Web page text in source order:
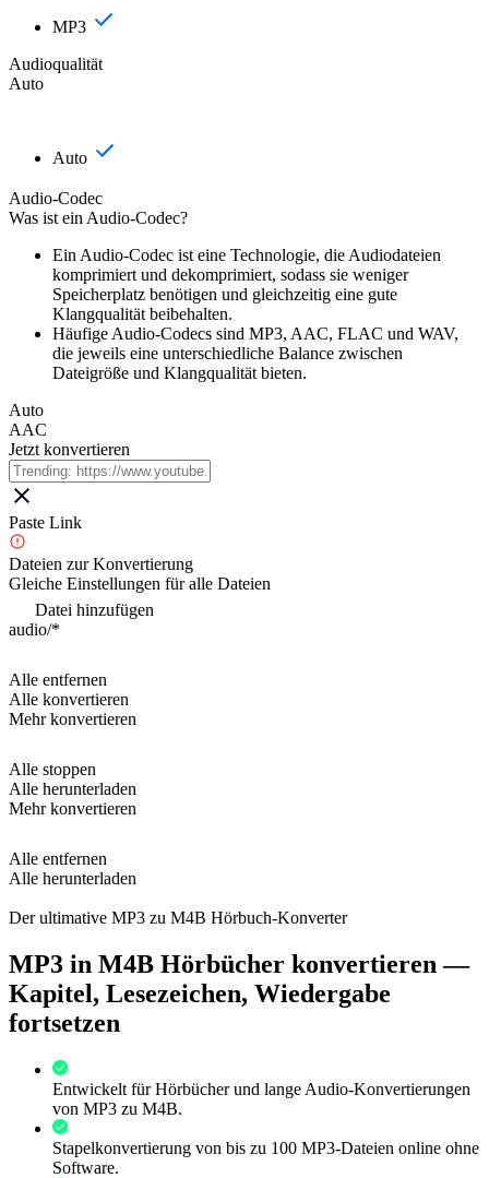
MP3
Audioqualität
Auto
Auto
Audio-Codec
Was ist ein Audio-Codec?
Ein Audio-Codec ist eine Technologie, die Audiodateien
komprimiert und dekomprimiert, sodass sie weniger
Speicherplatz benötigen und gleichzeitig eine gute
Klangqualität beibehalten.
Häufige Audio-Codecs sind MP3, AAC, FLAC und WAV,
die jeweils eine unterschiedliche Balance zwischen
Dateigröße und Klangqualität bieten.
Auto
AAC
Jetzt konvertieren
Paste Link
Dateien zur Konvertierung
Gleiche Einstellungen für alle Dateien
Datei hinzufügen
audio/*
Alle entfernen
Alle konvertieren
Mehr konvertieren
Alle stoppen
Alle herunterladen
Mehr konvertieren
Alle entfernen
Alle herunterladen
Der ultimative MP3 zu M4B Hörbuch-Konverter
MP3 in M4B Hörbücher konvertieren —
Kapitel, Lesezeichen, Wiedergabe
fortsetzen
Entwickelt für Hörbücher und lange Audio-Konvertierungen
von MP3 zu M4B.
Stapelkonvertierung von bis zu 100 MP3-Dateien online ohne
Software.